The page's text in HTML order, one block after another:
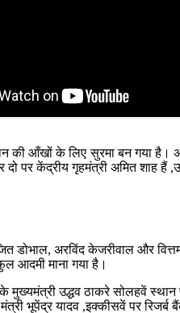
की आँखों के लिए सुरमा बन गया है।
दो पर केंद्रीय गृहमंत्री अमित शाह हैं
डोभाल, अरविंद केजरीवाल और
आदमी माना गया है।
के मुख्यमंत्री उद्धव ठाकरे सोलहवें
भूपेंद्र यादव ,इक्कीसवें पर रिजर्ब